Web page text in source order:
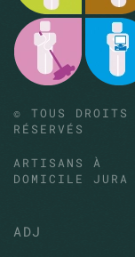
© TOUS DROITS
RÉSERVÉS
ARTISANS À
DOMICILE JURA
ADJ